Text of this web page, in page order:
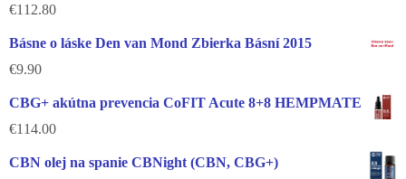
€112.80
Básne o láske Den van Mond Zbierka Básní 2015
€9.90
CBG+ akútna prevencia CoFIT Acute 8+8 HEMPMATE
€114.00
CBN olej na spanie CBNight (CBN, CBG+)